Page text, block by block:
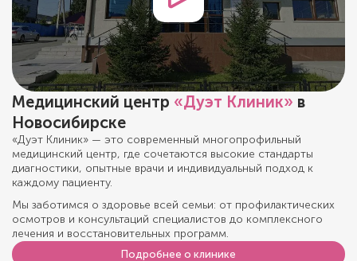
Медицинский центр «Дуэт Клиник» в
Новосибирске
«Дуэт Клиник» — это современный многопрофильный
медицинский центр, где сочетаются высокие стандарты
диагностики, опытные врачи и индивидуальный подход к
каждому пациенту.
Мы заботимся о здоровье всей семьи: от профилактических
осмотров и консультаций специалистов до комплексного
лечения и восстановительных программ.
Подробнее о клинике